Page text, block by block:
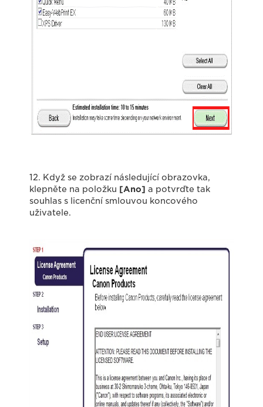
12. Když se zobrazí následující obrazovka,
klepněte na položku [Ano] a potvrďte tak
souhlas s licenční smlouvou koncového
uživatele.